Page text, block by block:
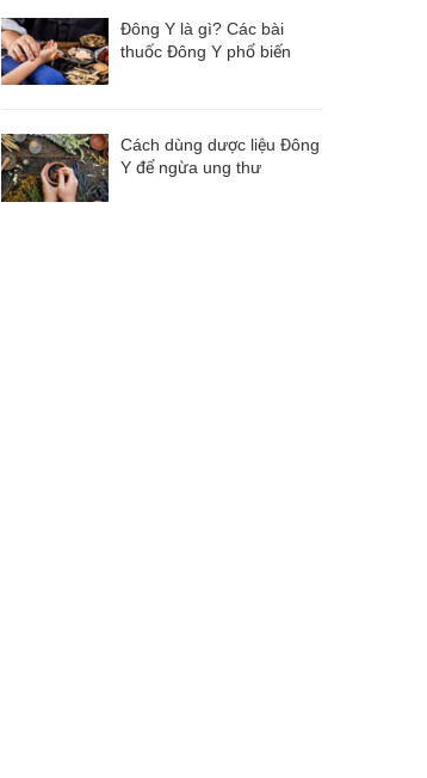
Đông Y là gì? Các bài
thuốc Đông Y phổ biến
Cách dùng dược liệu Đông
Y để ngừa ung thư